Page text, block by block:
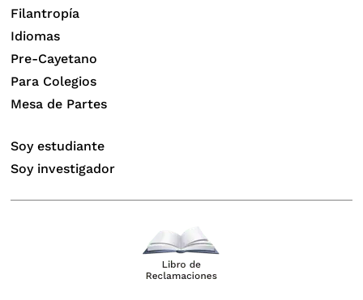
Filantropía
Idiomas
Pre-Cayetano
Para Colegios
Mesa de Partes
Soy estudiante
Soy investigador